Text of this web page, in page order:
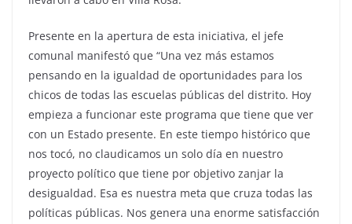
Presente en la apertura de esta iniciativa, el jefe
comunal manifestó que “Una vez más estamos
pensando en la igualdad de oportunidades para los
chicos de todas las escuelas públicas del distrito. Hoy
empieza a funcionar este programa que tiene que ver
con un Estado presente. En este tiempo histórico que
nos tocó, no claudicamos un solo día en nuestro
proyecto político que tiene por objetivo zanjar la
desigualdad. Esa es nuestra meta que cruza todas las
políticas públicas. Nos genera una enorme satisfacción